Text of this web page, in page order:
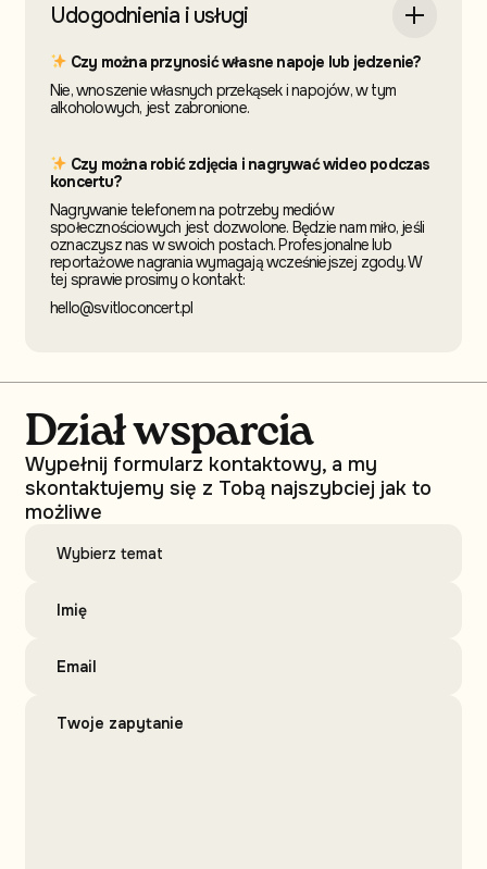
Udogodnienia i usługi
Czy można przynosić własne napoje lub jedzenie?
Nie, wnoszenie własnych przekąsek i napojów, w tym
alkoholowych, jest zabronione.
Czy można robić zdjęcia i nagrywać wideo podczas
koncertu?
Nagrywanie telefonem na potrzeby mediów
społecznościowych jest dozwolone. Będzie nam miło, jeśli
oznaczysz nas w swoich postach. Profesjonalne lub
reportażowe nagrania wymagają wcześniejszej zgody. W
tej sprawie prosimy o kontakt:
hello@svitloconcert.pl
Dział wsparcia
Wypełnij formularz kontaktowy, a my
skontaktujemy się z Tobą najszybciej jak to
możliwe